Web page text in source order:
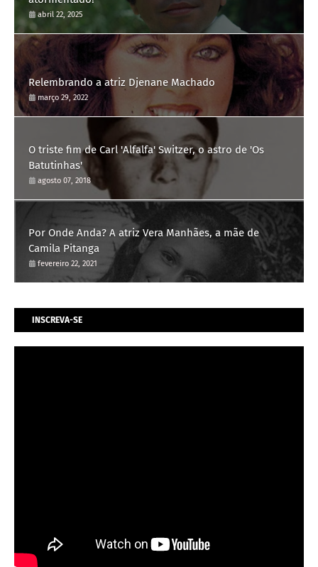
abril 22, 2025
Relembrando a atriz Djenane Machado
março 29, 2022
O triste fim de Carl 'Alfalfa' Switzer, o astro de 'Os
Batutinhas'
agosto 07, 2018
Por Onde Anda? A atriz Vera Manhães, a mãe de
Camila Pitanga
fevereiro 22, 2021
INSCREVA-SE